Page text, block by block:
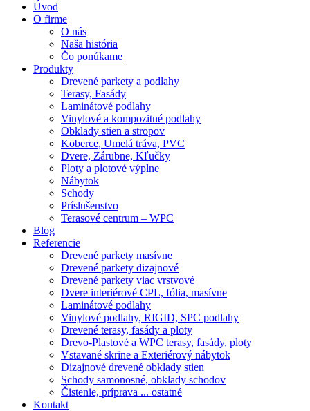
Úvod
O firme
O nás
Naša história
Čo ponúkame
Produkty
Drevené parkety a podlahy
Terasy, Fasády
Laminátové podlahy
Vinylové a kompozitné podlahy
Obklady stien a stropov
Koberce, Umelá tráva, PVC
Dvere, Zárubne, Kľučky
Ploty a plotové výplne
Nábytok
Schody
Príslušenstvo
Terasové centrum – WPC
Blog
Referencie
Drevené parkety masívne
Drevené parkety dizajnové
Drevené parkety viac vrstvové
Dvere interiérové CPL, fólia, masívne
Laminátové podlahy
Vinylové podlahy, RIGID, SPC podlahy
Drevené terasy, fasády a ploty
Drevo-Plastové a WPC terasy, fasády, ploty
Vstavané skrine a Exteriérový nábytok
Dizajnové drevené obklady stien
Schody samonosné, obklady schodov
Čistenie, príprava ... ostatné
Kontakt